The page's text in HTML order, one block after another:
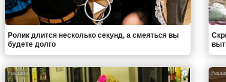
Ролик длится несколько секунд, а смеяться вы
будете долго
i